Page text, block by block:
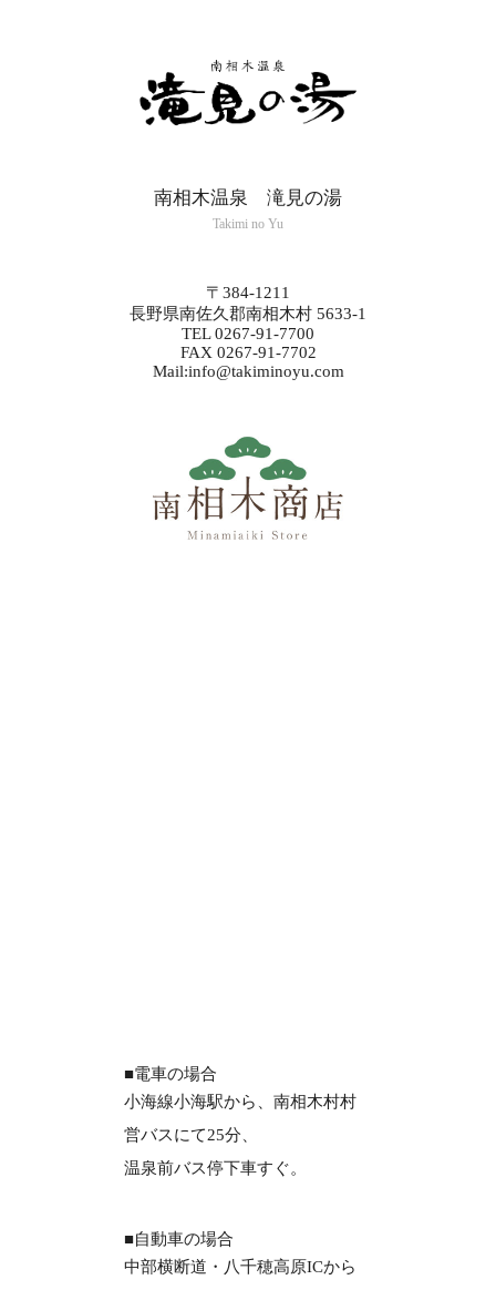
南相木温泉 滝見の湯
Takimi no Yu
〒384-1211
長野県南佐久郡南相木村 5633-1
TEL 0267-91-7700
FAX 0267-91-7702
Mail:info@takiminoyu.com
■電車の場合
小海線小海駅から、南相木村村
営バスにて25分、
温泉前バス停下車すぐ。
■自動車の場合
中部横断道・八千穂高原ICから